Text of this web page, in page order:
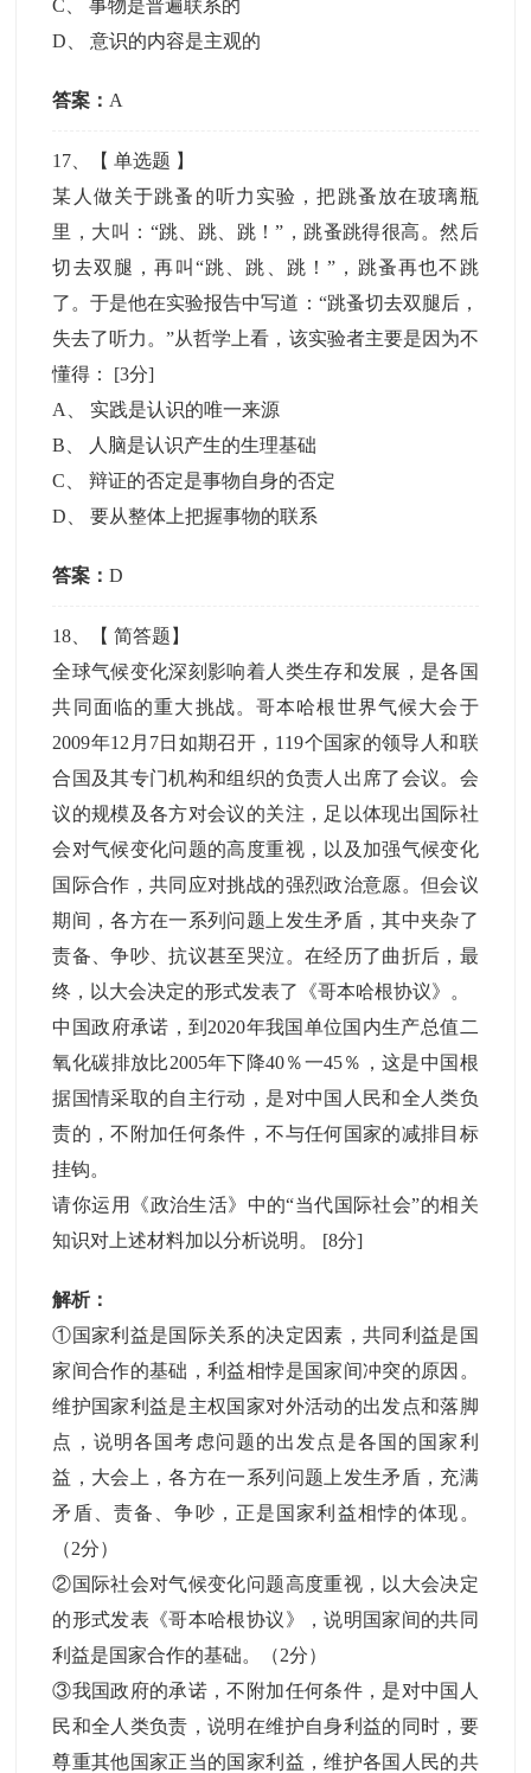
C 、事物是普遍联系的
D 、意识的内容是主观的
答案： A
17 、【单选题 】
某人做关于跳蚤的听力实验，把跳蚤放在玻璃瓶
里，大叫：“跳、跳、跳！”，跳蚤跳得很高。然后
切去双腿，再叫“跳、跳、跳！”，跳蚤再也不跳
了。于是他在实验报告中写道：“跳蚤切去双腿后，
失去了听力。”从哲学上看，该实验者主要是因为不
懂得： [3分]
A
实践是认识的唯一来源
B
人脑是认识产生的生理基础
C 、辩证的否定是事物自身的否定
D 、要从整体上把握事物的联系
答案：D
18 、【简答题 】
全球气候变化深刻影响着人类生存和发展，是各国
共同面临的重大挑战。哥本哈根世界气候大会于
2009年12月7日如期召开，119个国家的领导人和联
合国及其专门机构和组织的负责人出席了会议。会
议的规模及各方对会议的关注，足以体现出国际社
会对气候变化问题的高度重视，以及加强气候变化
国际合作，共同应对挑战的强烈政治意愿。但会议
期间，各方在一系列问题上发生矛盾，其中夹杂了
责备、争吵、抗议甚至哭泣。在经历了曲折后，最
终，以大会决定的形式发表了《哥本哈根协议》。
中国政府承诺，到2020年我国单位国内生产总值二
氧化碳排放比2005年下降40％一45％，这是中国根
据国情采取的自主行动，是对中国人民和全人类负
责的，不附加任何条件，不与任何国家的减排目标
挂钩。
请你运用《政治生活》中的“当代国际社会”的相关
知识对上述材料加以分析说明。 [8分]
解析：
①国家利益是国际关系的决定因素，共同利益是国
家间合作的基础，利益相悖是国家间冲突的原因。
维护国家利益是主权国家对外活动的出发点和落脚
点，说明各国考虑问题的出发点是各国的国家利
益，大会上，各方在一系列问题上发生矛盾，充满
矛盾、责备、争吵，正是国家利益相悖的体现。
（2分）
②国际社会对气候变化问题高度重视，以大会决定
的形式发表《哥本哈根协议》，说明国家间的共同
利益是国家合作的基础。（2分）
③我国政府的承诺，不附加任何条件，是对中国人
民和全人类负责，说明在维护自身利益的同时，要
尊重其他国家正当的国家利益，维护各国人民的共